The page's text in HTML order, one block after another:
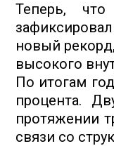
Теперь, что
новый
высокого
По итогам
процента.
протяжении
связи со